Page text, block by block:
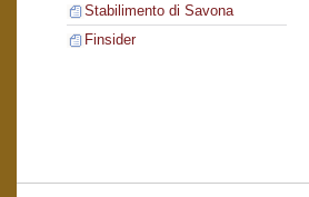
Stabilimento di Savona
Finsider